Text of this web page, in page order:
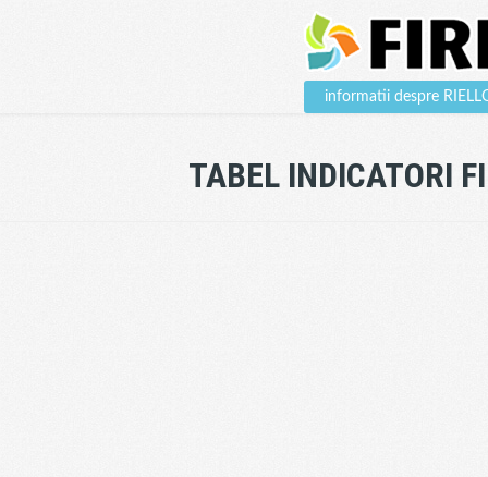
informatii despre
TABEL INDICATORI